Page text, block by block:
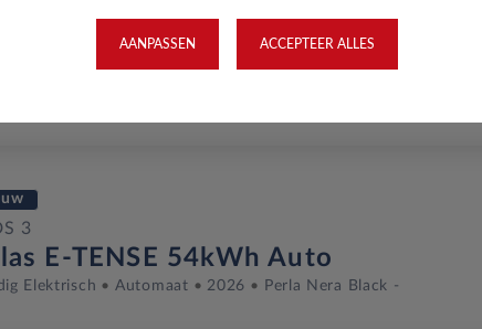
Sarah Lavoine HYBRID 136 Auto
3
E-TENSE 54kWh Auto
Elektrisch Automaat 2026 Perla Nera Black -
AANPASSEN ACCEPTEER ALLES